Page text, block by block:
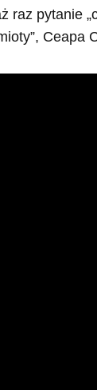
raz pytanie
Ceapa